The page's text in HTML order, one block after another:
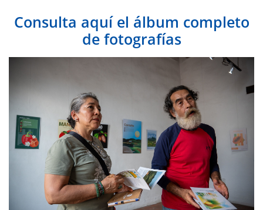
Consulta aquí el álbum completo
de fotografías